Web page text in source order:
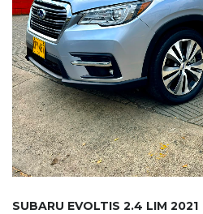
SUBARU EVOLTIS 2.4 LIM 2021